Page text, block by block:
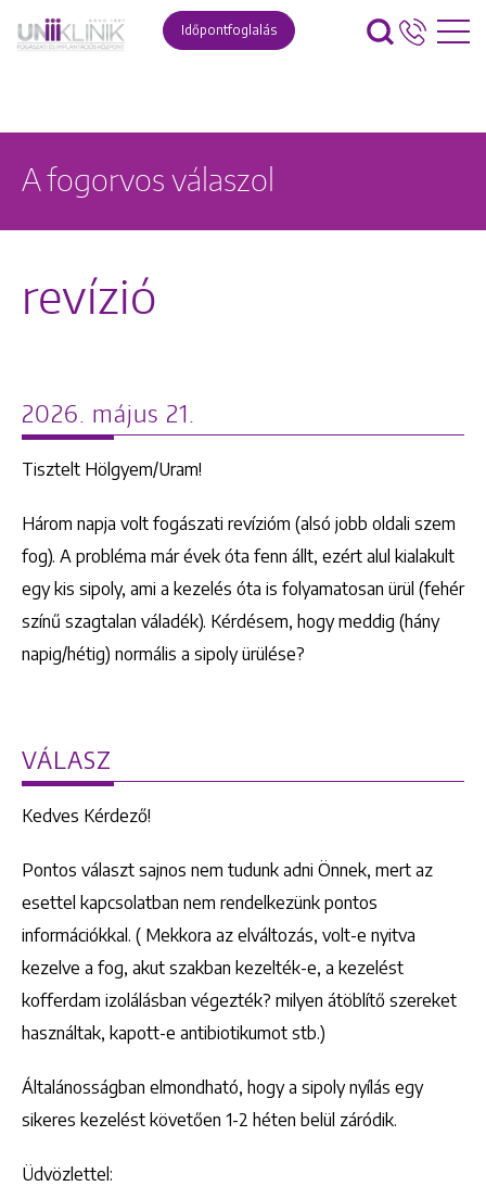
Időpontfoglalás
A fogorvos válaszol
revízió
2026. május 21.
Tisztelt Hölgyem/Uram!
Három napja volt fogászati revízióm (alsó jobb oldali szem
fog). A probléma már évek óta fenn állt, ezért alul kialakult
egy kis sipoly, ami a kezelés óta is folyamatosan ürül (fehér
színű szagtalan váladék). Kérdésem, hogy meddig (hány
napig/hétig) normális a sipoly ürülése?
VÁLASZ
Kedves Kérdező!
Pontos választ sajnos nem tudunk adni Önnek, mert az
esettel kapcsolatban nem rendelkezünk pontos
információkkal. ( Mekkora az elváltozás, volt-e nyitva
kezelve a fog, akut szakban kezelték-e, a kezelést
kofferdam izolálásban végezték? milyen átöblítő szereket
használtak, kapott-e antibiotikumot stb.)
Általánosságban elmondható, hogy a sipoly nyílás egy
sikeres kezelést követően 1-2 héten belül záródik.
Üdvözlettel: